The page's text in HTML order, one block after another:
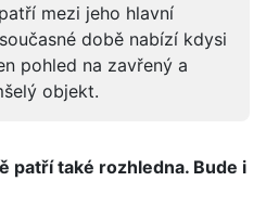
mezi jeho hlavní
době nabízí kdysi
pohled na zavřený a
objekt.
patří také rozhledna. Bude i